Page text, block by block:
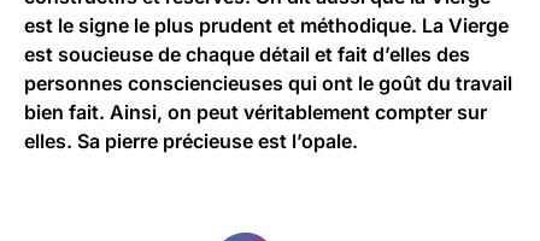
est le signe le plus prudent et méthodique. La Vierge
est soucieuse de chaque détail et fait d’elles des
personnes consciencieuses qui ont le goût du travail
bien fait. Ainsi, on peut véritablement compter sur
elles. Sa pierre précieuse est l’opale.